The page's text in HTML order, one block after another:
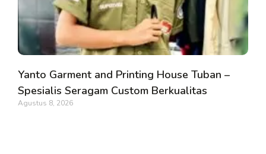
Yanto Garment and Printing House Tuban –
Spesialis Seragam Custom Berkualitas
Agustus 8, 2026